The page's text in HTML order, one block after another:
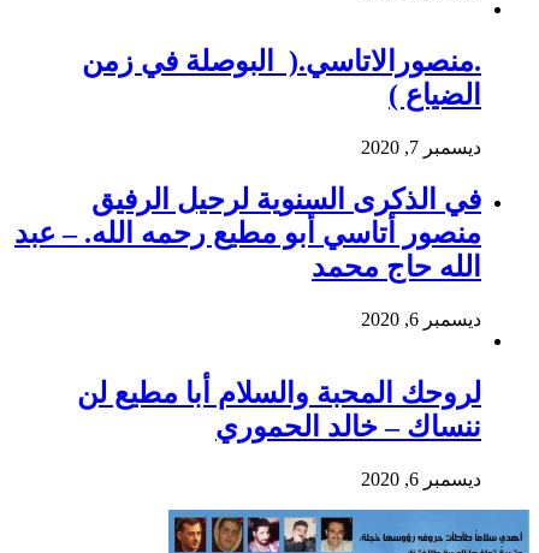
.منصورالاتاسي.( البوصلة في زمن
الضياع )
ديسمبر 7, 2020
في الذكرى السنوية لرحيل الرفيق
منصور أتاسي أبو مطيع رحمه الله. – عبد
الله حاج محمد
ديسمبر 6, 2020
لروحك المحبة والسلام أبا مطيع لن
ننساك – خالد الحموري
ديسمبر 6, 2020